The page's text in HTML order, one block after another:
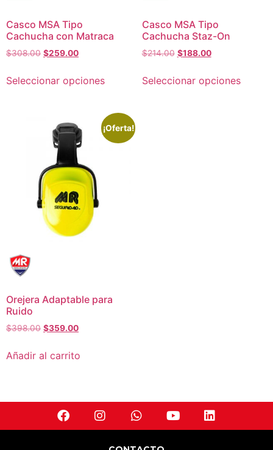
Casco MSA Tipo
Cachucha con Matraca
$308.00 $259.00
Seleccionar opciones
Casco MSA Tipo
Cachucha Staz-On
$214.00 $188.00
Seleccionar opciones
¡Oferta!
Orejera Adaptable para
Ruido
$398.00 $359.00
Añadir al carrito